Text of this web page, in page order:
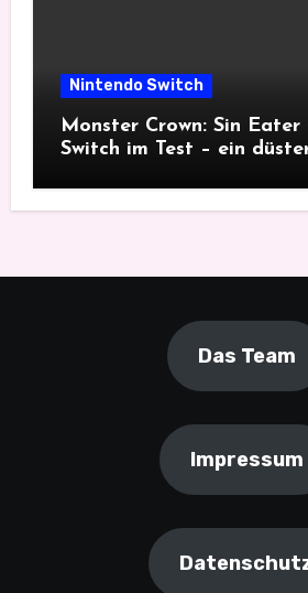
Nintendo Switch
Monster Crown: Sin
Switch im Test – ein
Das Team
Impressum